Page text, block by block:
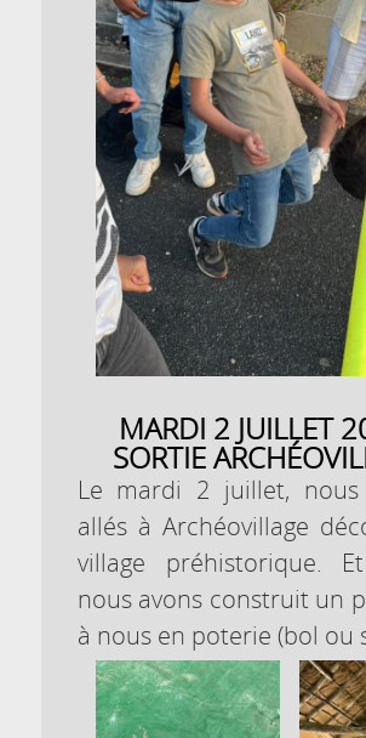
MARDI 2 JUILLET
SORTIE
Le mardi 2 juillet, nous
allés à Archéovillage
village préhistorique.
nous avons construit un
à nous en poterie (bol ou